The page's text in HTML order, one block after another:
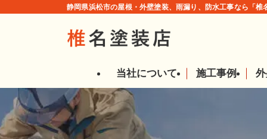
静岡県浜松市の屋根・外壁塗装、雨漏り、防水工事なら「
当社について 施工事例